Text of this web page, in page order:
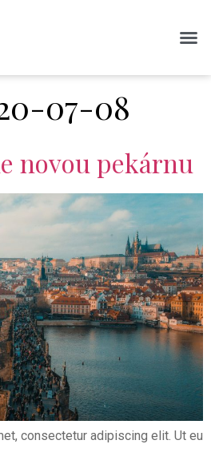
07-08
novou pekárnu
consectetur adipiscing elit. Ut eu